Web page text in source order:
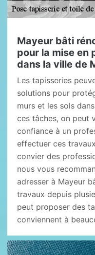
Mayeur bâti
pour la mise en
dans la ville de
Les tapisseries
solutions pour
murs et les sols
ces tâches, on peut
confiance à un
effectuer ces
convier des
nous vous
adresser à Mayeur
travaux depuis
peut proposer des
conviennent à